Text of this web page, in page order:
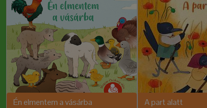
Én elmentem a vásárba A part alatt